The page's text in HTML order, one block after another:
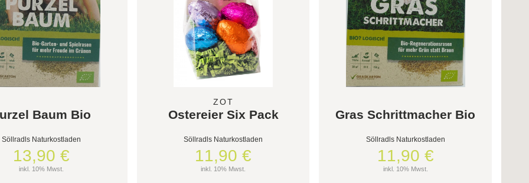
Baum Bio
Söllradls Naturkostladen
13,90 €
inkl. 10% Mwst.
ZOT
Ostereier Six Pack
Söllradls Naturkostladen
11,90 €
inkl. 10% Mwst.
Gras Schrittmacher Bio
Söllradls Naturkostladen
11,90 €
inkl. 10% Mwst.